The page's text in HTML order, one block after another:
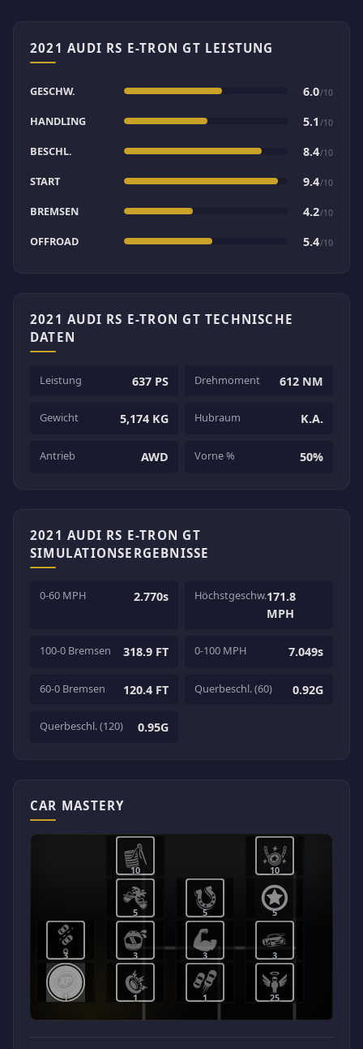
2021 AUDI RS E-TRON GT LEISTUNG
GESCHW. 6.0/10
HANDLING 5.1 /10
BESCHL. 8.4/10
START 9.4/10
BREMSEN 4.2/10
OFFROAD 5.4/10
2021 AUDI RS E-TRON GT TECHNISCHE
DATEN
Leistung 637 PS Drehmoment 612 NM
Gewicht 5,174 KG Hubraum K.A.
Antrieb AWD Vorne % 50%
2021 AUDI RS E-TRON GT
SIMULATIONSERGEBNISSE
0-60 MPH 2.770s Höchstgeschw.171.8
MPH
100-0 Bremsen 318.9 FT 0-100 MPH 7.049s
60-0 Bremsen 120.4 FT Querbeschl. (60) 0.92G
Querbeschl. (120) 0.95G
CAR MASTERY
1 1 1 25
3 3 3 3
5 5 5
10 10